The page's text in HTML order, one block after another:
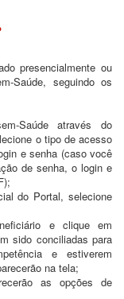
presencialmente ou
Saúde, seguindo os
Saúde através do
o tipo de acesso
e senha (caso você
de senha, o login e
do Portal, selecione
e clique em
sido conciliadas para
e estiverem
na tela;
as opções de